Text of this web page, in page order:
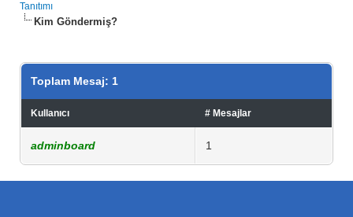
Tanıtımı
Kim Göndermiş?
Toplam Mesaj: 1
Kullanıcı # Mesajlar
adminboard 1